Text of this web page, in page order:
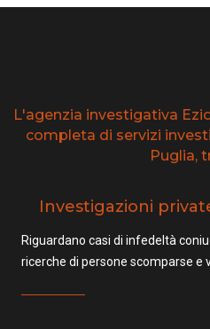
L'agenzia investigativa
completa di servizi
Puglia,
Investigazioni
Riguardano casi di infedeltà
ricerche di persone scomparse e